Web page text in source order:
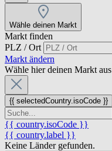
Wähle deinen Markt
Markt finden
PLZ / Ort
Markt ändern
Wähle hier deinen Markt aus
{{ selectedCountry.isoCode }}
{{ country.isoCode }}
{{ country.label }}
Keine Länder gefunden.